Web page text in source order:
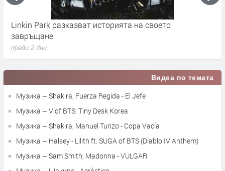
Linkin Park разказват историята на своето
завръщане
преди 2 дни
Видеа по темата
Музика – Shakira, Fuerza Regida - El Jefe
Музика – V of BTS: Tiny Desk Korea
Музика – Shakira, Manuel Turizo - Copa Vacía
Музика – Halsey - Lilith ft. SUGA of BTS (Diablo IV Anthem)
Музика – Sam Smith, Madonna - VULGAR